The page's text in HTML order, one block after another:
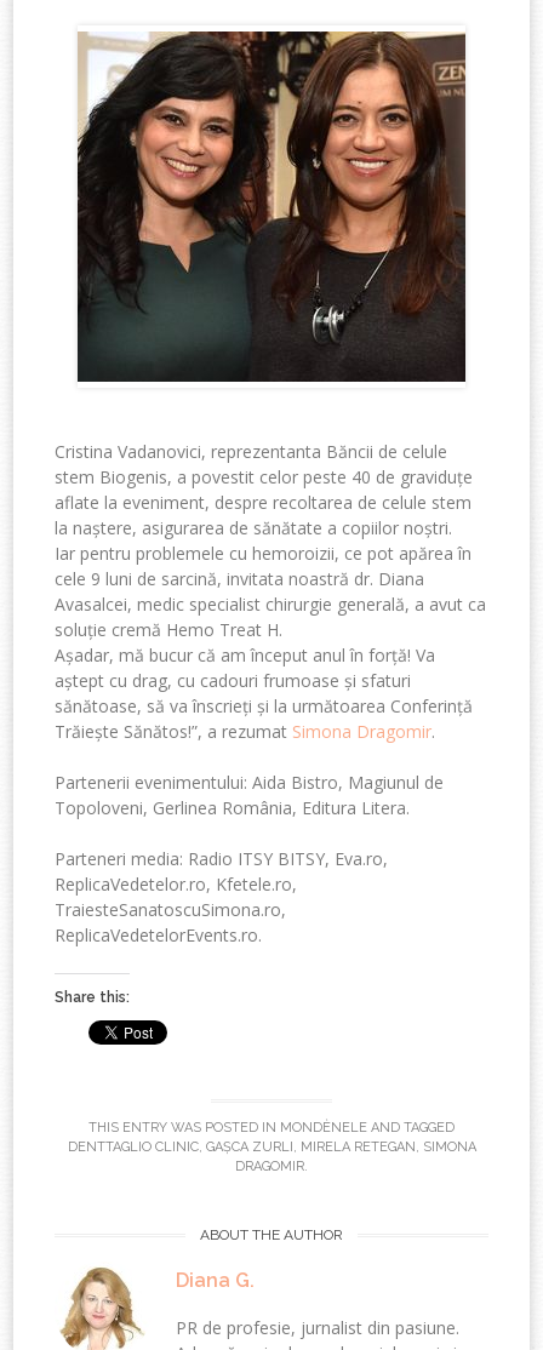
Cristina Vadanovici, reprezentanta Băncii de celule
stem Biogenis, a povestit celor peste 40 de graviduțe
aflate la eveniment, despre recoltarea de celule stem
la naștere, asigurarea de sănătate a copiilor noștri.
Iar pentru problemele cu hemoroizii, ce pot apărea în
cele 9 luni de sarcină, invitata noastră dr. Diana
Avasalcei, medic specialist chirurgie generală, a avut ca
soluție cremă Hemo Treat H.
Așadar, mă bucur că am început anul în forță! Va
aștept cu drag, cu cadouri frumoase și sfaturi
sănătoase, să va înscrieți și la următoarea Conferință
Trăiește Sănătos!”, a rezumat Simona Dragomir.
Partenerii evenimentului: Aida Bistro, Magiunul de
Topoloveni, Gerlinea România, Editura Litera.
Parteneri media: Radio ITSY BITSY, Eva.ro,
ReplicaVedetelor.ro, Kfetele.ro,
TraiesteSanatoscuSimona.ro,
ReplicaVedetelorEvents.ro.
Share this:
THIS ENTRY WAS POSTED IN MONDÈNELE AND TAGGED
DENTTAGLIO CLINIC, GAȘCA ZURLI , MIRELA RETEGAN , SIMONA
DRAGOMIR.
ABOUT THE AUTHOR
Diana G.
PR de profesie, jurnalist din pasiune.